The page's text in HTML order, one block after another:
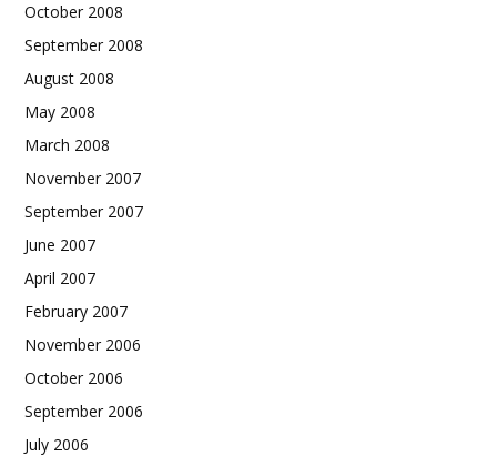
October 2008
September 2008
August 2008
May 2008
March 2008
November 2007
September 2007
June 2007
April 2007
February 2007
November 2006
October 2006
September 2006
July 2006